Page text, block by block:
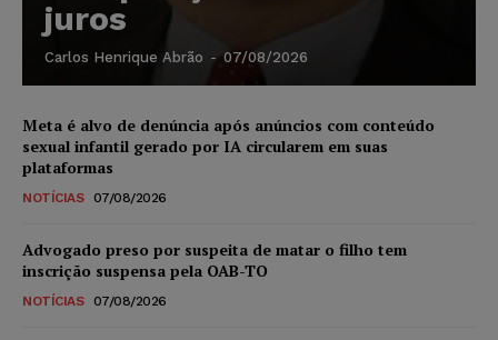
juros
Carlos Henrique Abrão - 07/08/2026
Meta é alvo de denúncia após anúncios com conteúdo
sexual infantil gerado por IA circularem em suas
plataformas
NOTÍCIAS 07/08/2026
Advogado preso por suspeita de matar o filho tem
inscrição suspensa pela OAB-TO
NOTÍCIAS 07/08/2026